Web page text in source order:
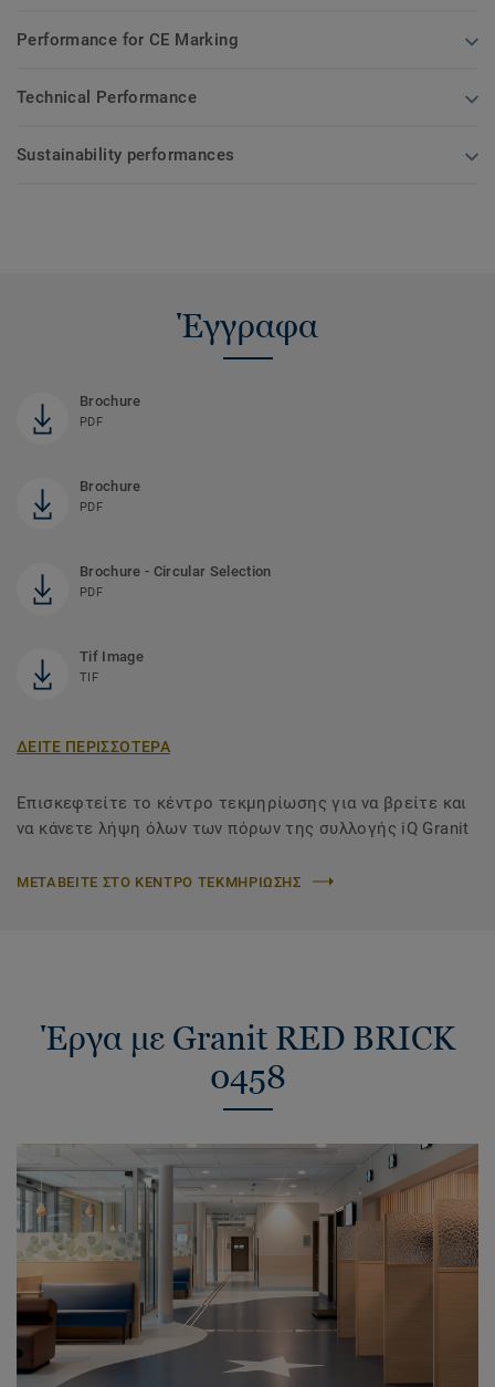
Performance for CE Marking
Technical Performance
Sustainability performances
Έγγραφα
Brochure
PDF
Brochure
PDF
Brochure - Circular Selection
PDF
Tif Image
TIF
ΔΕΙΤΕ ΠΕΡΙΣΣΟΤΕΡΑ
Επισκεφτείτε το κέντρο τεκμηρίωσης για να βρείτε και
να κάνετε λήψη όλων των πόρων της συλλογής iQ Granit
ΜΕΤΑΒΕΙΤΕ ΣΤΟ ΚΕΝΤΡΟ ΤΕΚΜΗΡΙΩΣΗΣ
Έργα με Granit RED BRICK
0458